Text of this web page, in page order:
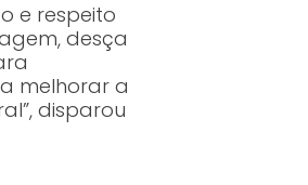
e respeito
desça
melhorar a
disparou